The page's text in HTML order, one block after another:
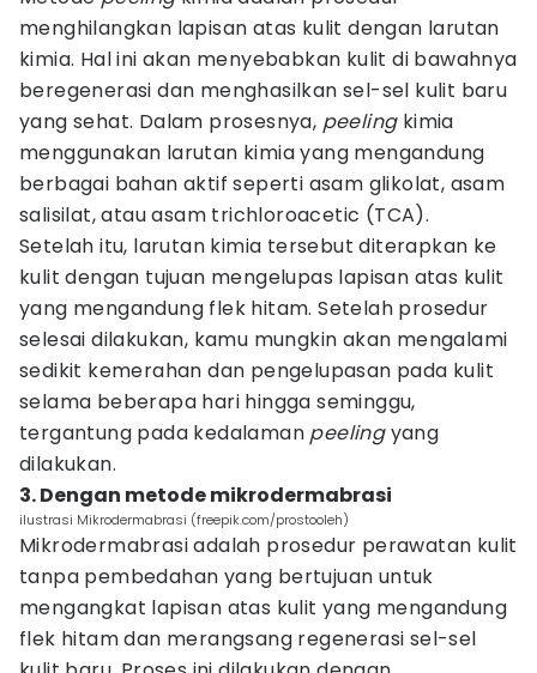
menghilangkan lapisan atas kulit dengan larutan
kimia. Hal ini akan menyebabkan kulit di bawahnya
beregenerasi dan menghasilkan sel-sel kulit baru
yang sehat. Dalam prosesnya, peelingkimia
menggunakan larutan kimia yang mengandung
berbagai bahan aktif seperti asam glikolat, asam
salisilat, atau asam trichloroacetic (TCA).
Setelah itu, larutan kimia tersebut diterapkan ke
kulit dengan tujuan mengelupas lapisan atas kulit
yang mengandung flek hitam. Setelah prosedur
selesai dilakukan, kamu mungkin akan mengalami
sedikit kemerahan dan pengelupasan pada kulit
selama beberapa hari hingga seminggu,
tergantung pada kedalaman peelingyang
dilakukan.
3. Dengan metode mikrodermabrasi
ilustrasi Mikrodermabrasi (freepik.com/prostooleh)
Mikrodermabrasi adalah prosedur perawatan kulit
tanpa pembedahan yang bertujuan untuk
mengangkat lapisan atas kulit yang mengandung
flek hitam dan merangsang regenerasi sel-sel